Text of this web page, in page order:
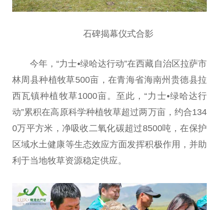
石碑揭幕仪式合影
今年，“力士•绿哈达行动”在西藏自治区拉萨市
林周县种植牧草500亩，在青海省海南州贵德县拉
西瓦镇种植牧草1000亩。至此，“力士•绿哈达行
动”累积在高原科学种植牧草超过两万亩，约合134
0万平方米，净吸收二氧化碳超过8500吨，在保护
区域水土健康等生态效应方面发挥积极作用，并助
利于当地牧草资源稳定供应。